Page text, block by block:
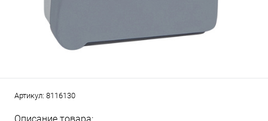
Артикул: 8116130